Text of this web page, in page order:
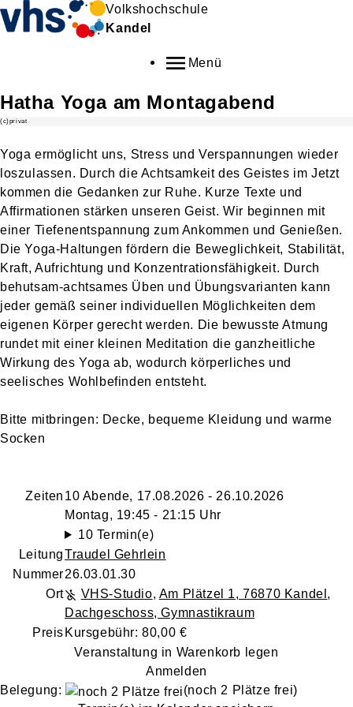
Volkshochschule
Kandel
Menü
Hatha Yoga am Montagabend
(c)privat
Yoga ermöglicht uns, Stress und Verspannungen wieder
loszulassen. Durch die Achtsamkeit des Geistes im Jetzt
kommen die Gedanken zur Ruhe. Kurze Texte und
Affirmationen stärken unseren Geist. Wir beginnen mit
einer Tiefenentspannung zum Ankommen und Genießen.
Die Yoga-Haltungen fördern die Beweglichkeit, Stabilität,
Kraft, Aufrichtung und Konzentrationsfähigkeit. Durch
behutsam-achtsames Üben und Übungsvarianten kann
jeder gemäß seiner individuellen Möglichkeiten dem
eigenen Körper gerecht werden. Die bewusste Atmung
rundet mit einer kleinen Meditation die ganzheitliche
Wirkung des Yoga ab, wodurch körperliches und
seelisches Wohlbefinden entsteht.
Bitte mitbringen: Decke, bequeme Kleidung und warme
Socken
Zeiten 10 Abende, 17.08.2026 - 26.10.2026
Montag, 19:45 - 21:15 Uhr
10 Termin(e)
LeitungTraudel Gehrlein
Nummer26.03.01.30
Ort
VHS-Studio, Am Plätzel 1, 76870 Kandel ,
Dachgeschoss, Gymnastikraum
Preis Kursgebühr: 80,00 €
Veranstaltung in Warenkorb legen
Anmelden
Belegung:
(noch 2 Plätze frei)